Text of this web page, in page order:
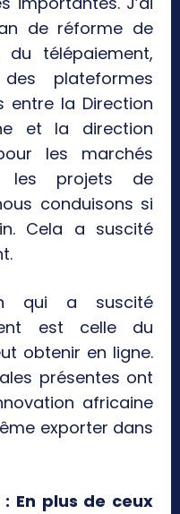
de réforme de
du télépaiement,
plateformes
entre la Direction
et la direction
les marchés
projets de
conduisons si
Cela a suscité
qui a suscité
est celle du
obtenir en ligne.
présentes ont
africaine
exporter dans
En plus de ceux